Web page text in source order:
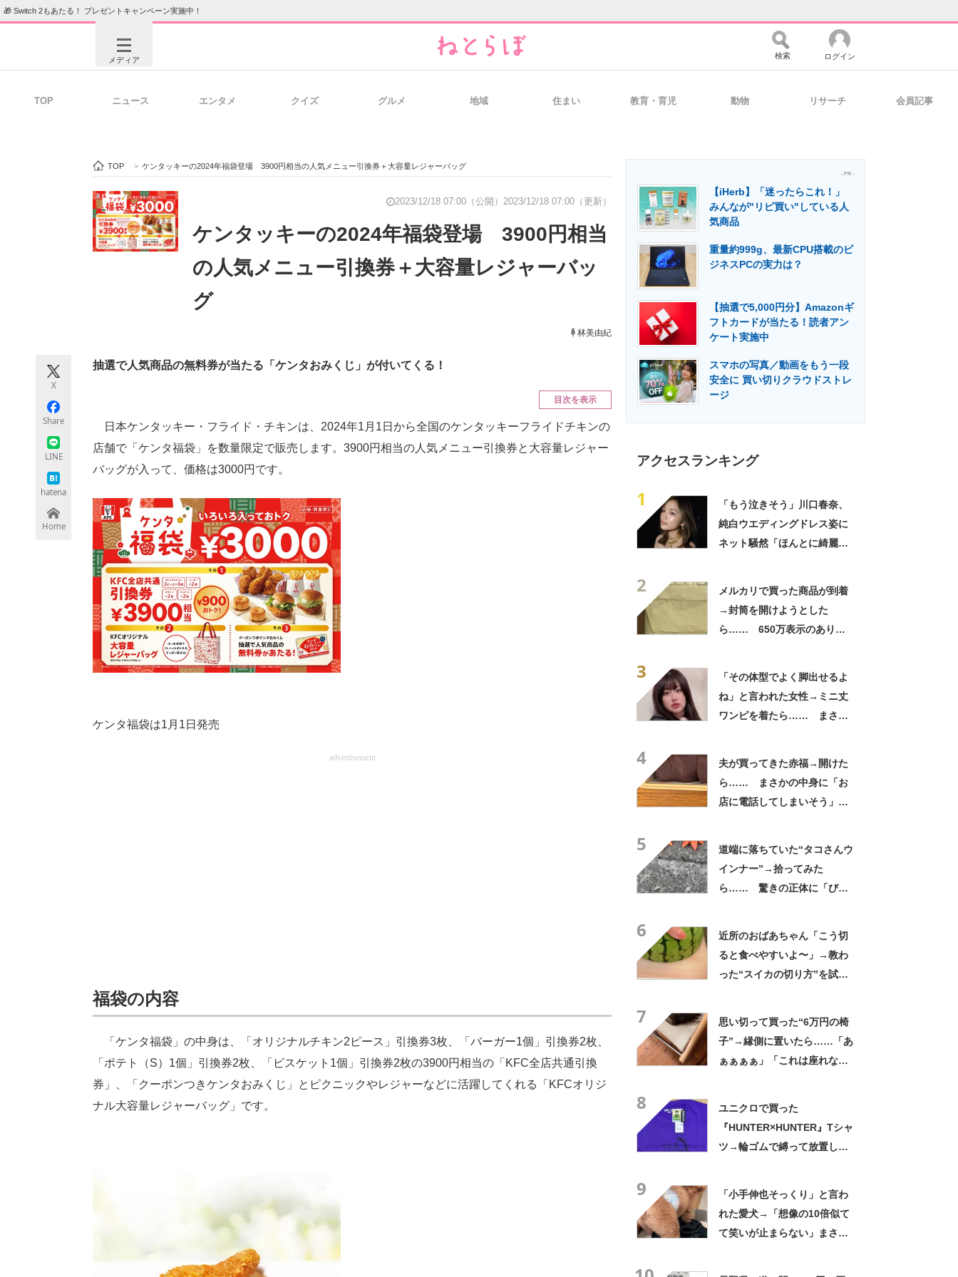
🎁 Switch 2もあたる！ プレゼントキャンペーン実施中！
メディア
ビジネスと働き方のヒント 経営リーダーのコミュニティ マーケ×ITの今がよく分かる
ITエンジニア向け専門サイト 企業向けIT製品の総合サイト IT製品の技術・比較・事例 製造業のIT導入・活用を支援
エネルギーの専門メディア 建設×テクノロジーの最前線
検索 ログイン
TOP ニュース エンタメ クイズ グルメ 地域 住まい 教育・育児 動物 リサーチ 会員記事
TOP > ケンタッキーの2024年福袋登場 3900円相当の人気メニュー引換券＋大容量レジャーバッグ
2023/12/18 07:00（公開） 2023/12/18 07:00（更新）
ケンタッキーの2024年福袋登場 3900円相当
の人気メニュー引換券＋大容量レジャーバッ
グ
林美由紀
X
Share
LINE
hatena
Home
抽選で人気商品の無料券が当たる「ケンタおみくじ」が付いてくる！
目次を表示
日本ケンタッキー・フライド・チキンは、2024年1月1日から全国のケンタッキーフライドチキンの
店舗で「ケンタ福袋」を数量限定で販売します。3900円相当の人気メニュー引換券と大容量レジャー
バッグが入って、価格は3000円です。
ケンタ福袋は1月1日発売
advertisement
福袋の内容
「ケンタ福袋」の中身は、「オリジナルチキン2ピース」引換券3枚、「バーガー1個」引換券2枚、
「ポテト（S）1個」引換券2枚、「ビスケット1個」引換券2枚の3900円相当の「KFC全店共通引換
券」、「クーポンつきケンタおみくじ」とピクニックやレジャーなどに活躍してくれる「KFCオリジ
ナル大容量レジャーバッグ」です。
- PR -
【iHerb】「迷ったらこれ！」
みんなが"リピ買い"している人
気商品
重量約999g、最新CPU搭載のビ
ジネスPCの実力は？
【抽選で5,000円分】Amazonギ
フトカードが当たる！読者アン
ケート実施中
スマホの写真／動画をもう一段
安全に 買い切りクラウドストレ
ージ
アクセスランキング
1
「もう泣きそう」川口春奈、
純白ウエディングドレス姿に
ネット騒然「ほんとに綺麗」
2
メルカリで買った商品が到着
→封筒を開けようとした
ら…… 650万表示のありえ
3
「その体型でよく脚出せるよ
ね」と言われた女性→ミニ丈
ワンピを着たら…… まさか
4
夫が買ってきた赤福→開けた
ら…… まさかの中身に「お
店に電話してしまいそう」
5
道端に落ちていた“タコさんウ
インナー”→拾ってみた
ら…… 驚きの正体に「びっ
6
近所のおばあちゃん「こう切
ると食べやすいよ〜」→教わ
った“スイカの切り方”を試し
7
思い切って買った“6万円の椅
子”→縁側に置いたら……「あ
ぁぁぁぁ」「これは座れな
8
ユニクロで買った
『HUNTER×HUNTER』Tシャ
ツ→輪ゴムで縛って放置した
9
「小手伸也そっくり」と言わ
れた愛犬→「想像の10倍似て
て笑いが止まらない」まさか